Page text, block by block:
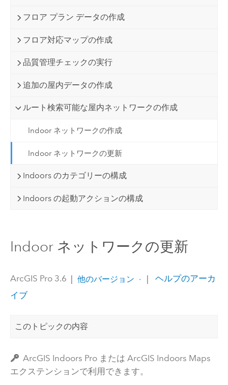
フロア プラン データの作成
フロア対応マップの作成
品質管理チェックの実行
追加の屋内データの作成
ルート検索可能な屋内ネットワークの作成
Indoor ネットワークの作成
Indoor ネットワークの更新
Indoors のカテゴリーの構成
Indoors の起動アクションの構成
Indoor ネットワークの更新
ArcGIS Pro 3.6 | 他のバージョン |
ヘルプのアーカ
イブ
このトピックの内容
ArcGIS Indoors Pro または ArcGIS Indoors Maps
エクステンションで利用できます。